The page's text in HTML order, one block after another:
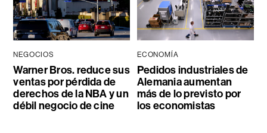
NEGOCIOS
Warner Bros. reduce sus
ventas por pérdida de
derechos de la NBA y un
débil negocio de cine
ECONOMÍA
Pedidos industriales de
Alemania aumentan
más de lo previsto por
los economistas